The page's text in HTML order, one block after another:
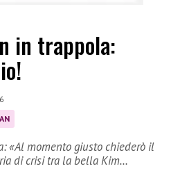
in trappola:
«Al momento giusto chiederò il
di crisi tra la bella Kim…